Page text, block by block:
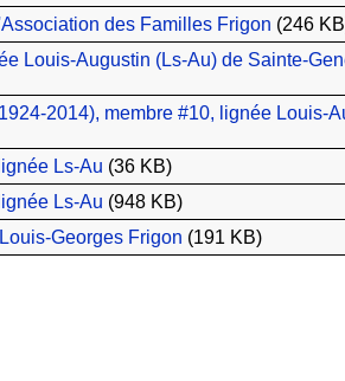
des Familles Frigon (246
Louis-Augustin (Ls-Au) de Sainte-
2014), membre #10, lignée Louis-
Ls-Au (36 KB)
Ls-Au (948 KB)
Georges Frigon (191 KB)